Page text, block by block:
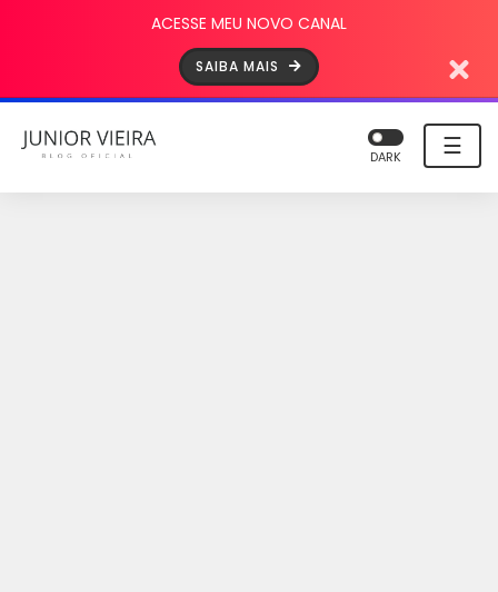
ACESSE MEU NOVO CANAL
SAIBA MAIS
☰
DARK